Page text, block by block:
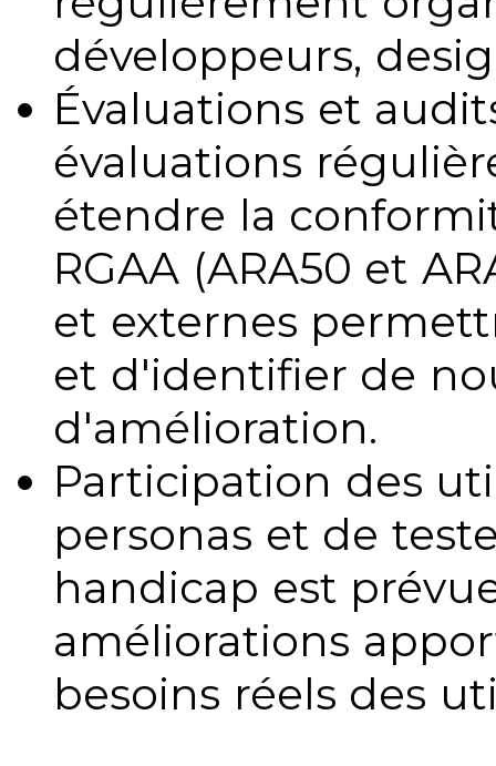
développeurs,
Évaluations et
évaluations
étendre la
RGAA (ARA50 et
et externes
et d'identifier de
d'amélioration.
Participation des
personas et de
handicap est
améliorations
besoins réels des